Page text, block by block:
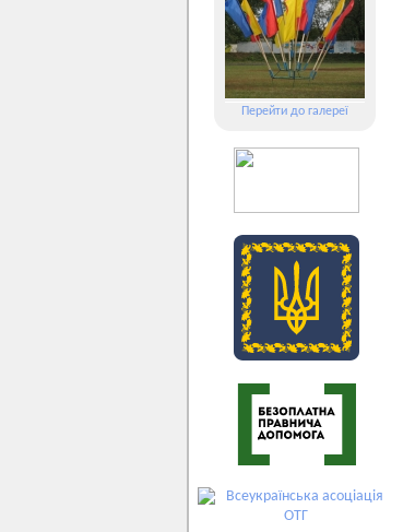
Перейти до галереї